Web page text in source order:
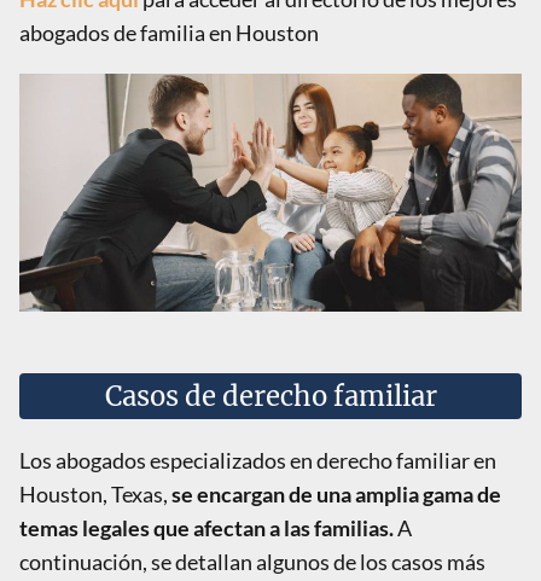
abogados de familia en Houston
Casos de derecho familiar
Los abogados especializados en derecho familiar en
Houston, Texas,se encargan de una amplia gama de
temas legales que afectan a las familias.A
continuación, se detallan algunos de los casos más